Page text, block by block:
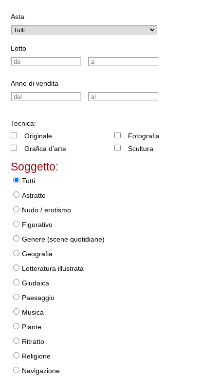
Asta
Lotto
Anno di vendita
Tecnica:
Originale
Grafica d'arte
Fotografia
Scultura
Soggetto:
Tutti
Astratto
Nudo / erotismo
Figurativo
Genere (scene quotidiane)
Geografia
Letteratura illustrata
Giudaica
Paesaggio
Musica
Piante
Ritratto
Religione
Navigazione